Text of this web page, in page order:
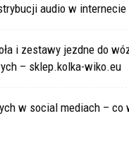
audio w internecie
i zestawy jezdne do
– sklep.kolka-wiko.eu
w social mediach – co